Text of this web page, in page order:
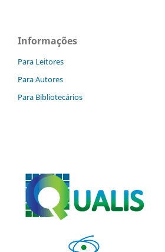
Informações
Para Leitores
Para Autores
Para Bibliotecários